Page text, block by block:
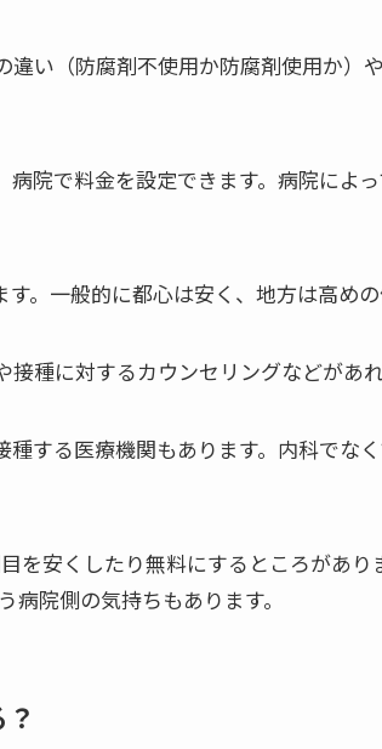
違い（防腐剤不使用か防腐剤使用か）
病院で料金を設定できます。病院によ
。一般的に都心は安く、地方は高めの
種に対するカウンセリングなどがあ
種する医療機関もあります。内科でな
を安くしたり無料にするところがあ
院側の気持ちもあります。